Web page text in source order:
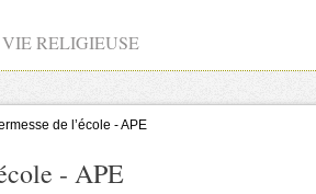
VIE RELIGIEUSE
de l’école - APE
- APE